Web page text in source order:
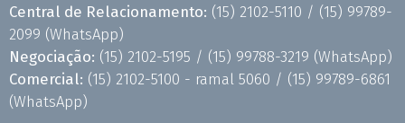
Central de Relacionamento: (15) 2102-5110 / (15) 99789-
2099 (WhatsApp)
Negociação: (15) 2102-5195 / (15) 99788-3219 (WhatsApp)
Comercial: (15) 2102-5100 - ramal 5060 / (15) 99789-6861
(WhatsApp)